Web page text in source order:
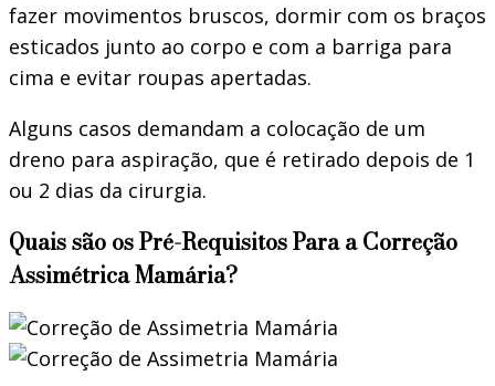
fazer movimentos bruscos, dormir com os braços
esticados junto ao corpo e com a barriga para
cima e evitar roupas apertadas.
Alguns casos demandam a colocação de um
dreno para aspiração, que é retirado depois de 1
ou 2 dias da cirurgia.
Quais são os Pré-Requisitos Para a Correção
Assimétrica Mamária?